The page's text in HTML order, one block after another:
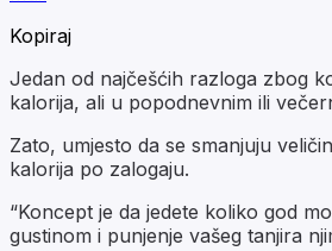
Kopiraj
Jedan od najčešćih razloga zbog
kalorija, ali u popodnevnim ili
Zato, umjesto da se smanjuju
kalorija po zalogaju.
“Koncept je da jedete koliko god
gustinom i punjenje vašeg tanjira